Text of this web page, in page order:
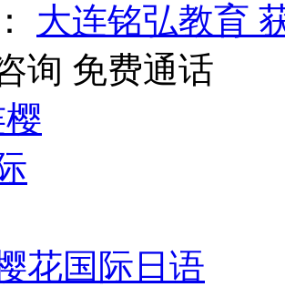
大连铭弘教育
询 免费通话
花国际日语